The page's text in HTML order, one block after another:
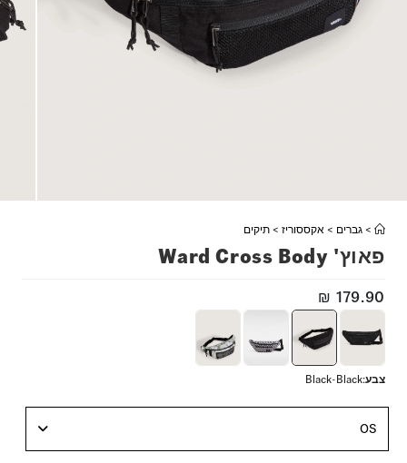
> גברים > אקססוריז > תיקים
פאוץ' Ward Cross Body
₪ 179.90
צבע:
Black-Black
OS